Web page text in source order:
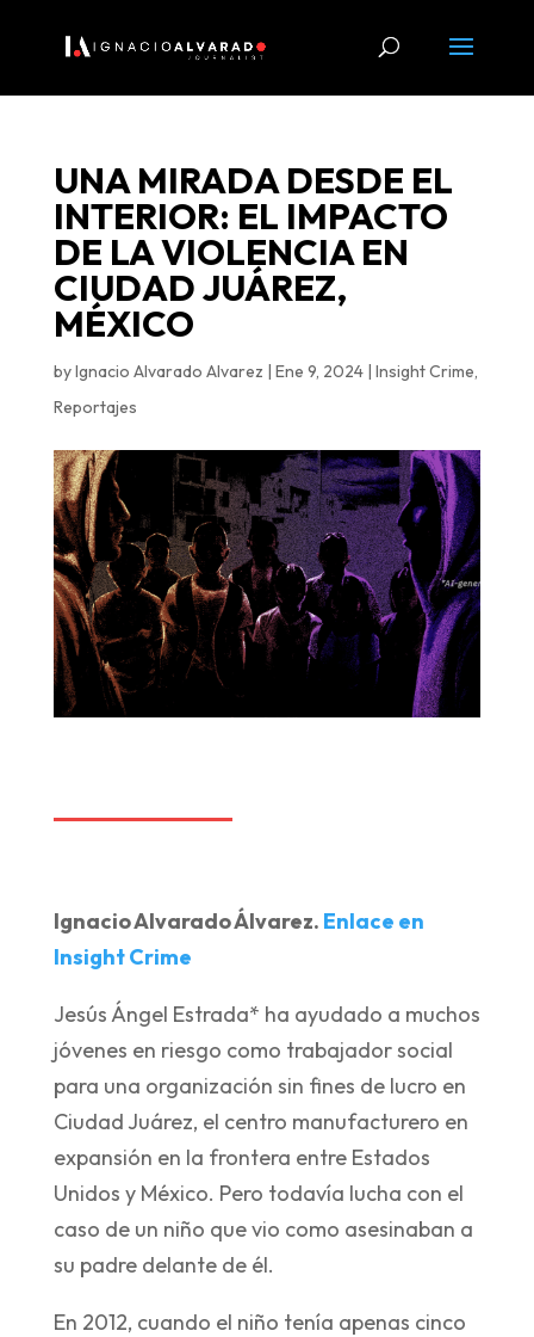
UNA MIRADA DESDE EL
INTERIOR: EL IMPACTO
DE LA VIOLENCIA EN
CIUDAD JUÁREZ,
MÉXICO
byIgnacio Alvarado Alvarez | Ene 9, 2024| Insight Crime,
Reportajes
Ignacio Alvarado Álvarez. Enlace en
Insight Crime
Jesús Ángel Estrada* ha ayudado a muchos
jóvenes en riesgo como trabajador social
para una organización sin fines de lucro en
Ciudad Juárez, el centro manufacturero en
expansión en la frontera entre Estados
Unidos y México. Pero todavía lucha con el
caso de un niño que vio como asesinaban a
su padre delante de él.
En 2012, cuando el niño tenía apenas cinco